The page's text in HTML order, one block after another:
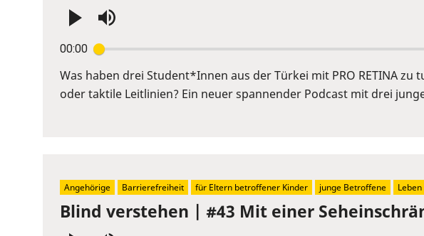
00:00
Enter
or
Space
Was haben drei Student*Innen aus der Türkei mit PRO RETINA
oder taktile Leitlinien? Ein neuer spannender Podcast mit drei
Blind verstehen | #43 Mit einer
Angehörige Barrierefreiheit für Eltern betroffener Kinder junge Betroffene Leben